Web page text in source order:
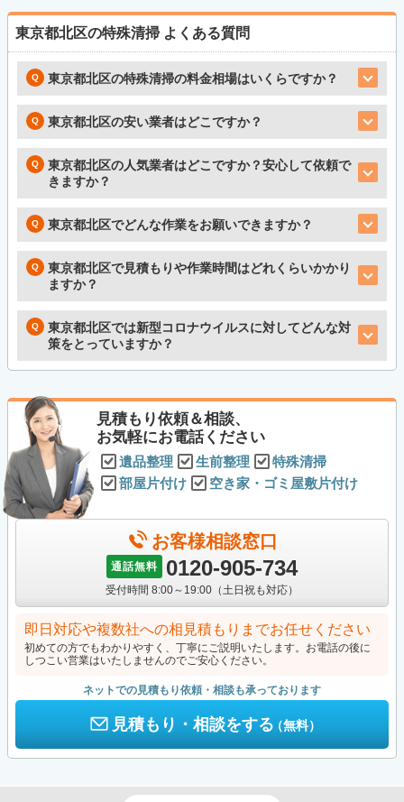
東京都北区の特殊清掃 よくある質問
東京都北区の特殊清掃の料金相場はいくらですか？
東京都北区の安い業者はどこですか？
東京都北区の人気業者はどこですか？安心して依頼で
きますか？
東京都北区でどんな作業をお願いできますか？
東京都北区で見積もりや作業時間はどれくらいかかり
ますか？
東京都北区では新型コロナウイルスに対してどんな対
策をとっていますか？
見積もり依頼＆相談、
お気軽にお電話ください
遺品整理 生前整理
特殊清掃
部屋片付け
空き家・ゴミ屋敷片付け
お客様相談窓口
通話無料 0120-905-734
受付時間 8:00～19:00（土日祝も対応）
即日対応や複数社への相見積もりまでお任せください
初めての方でもわかりやすく、丁寧にご説明いたします。お電話の後に
しつこい営業はいたしませんのでご安心ください。
ネットでの見積もり依頼・相談も承っております
見積もり・相談をする（無料）